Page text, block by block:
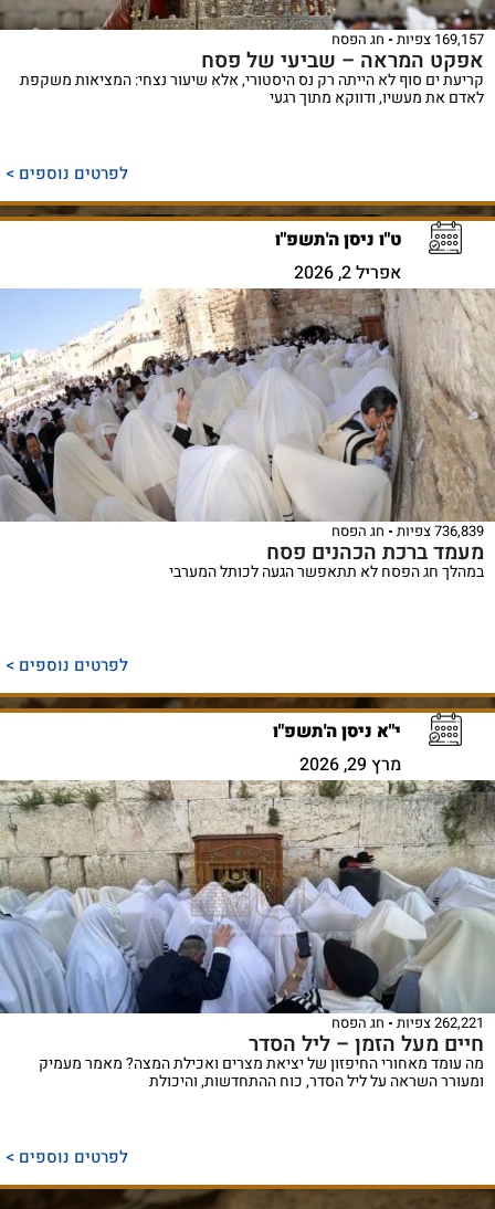
169,157 צפיות חג הפסח
אפקט המראה – שביעי של פסח
קריעת ים סוף לא הייתה רק נס היסטורי, אלא שיעור נצחי: המציאות משקפת
לאדם את מעשיו, ודווקא מתוך רגעי
לפרטים נוספים >
ט"ו ניסן ה'תשפ"ו
אפריל 2, 2026
736,839 צפיות חג הפסח
מעמד ברכת הכהנים פסח
במהלך חג הפסח לא תתאפשר הגעה לכותל המערבי
לפרטים נוספים >
י"א ניסן ה'תשפ"ו
מרץ 29, 2026
262,221 צפיות חג הפסח
חיים מעל הזמן – ליל הסדר
מה עומד מאחורי החיפזון של יציאת מצרים ואכילת המצה? מאמר מעמיק
ומעורר השראה על ליל הסדר, כוח ההתחדשות, והיכולת
לפרטים נוספים >